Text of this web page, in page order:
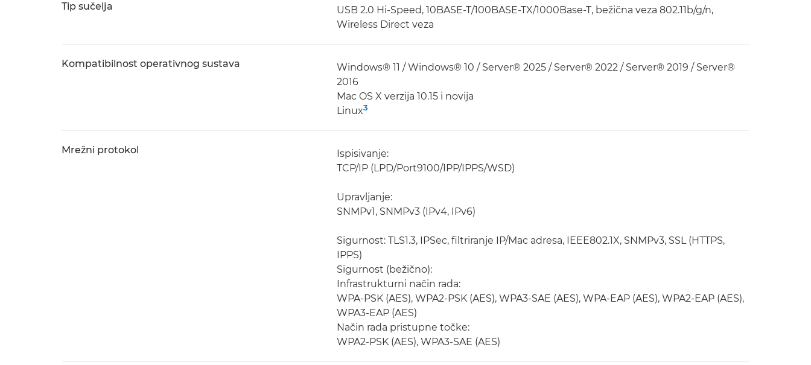
Tip sučelja
USB 2.0 Hi-Speed, 10BASE-T/100BASE-TX/1000Base-T, bežična veza 802.11b/g/n,
Wireless Direct veza
Kompatibilnost operativnog sustava
Windows® 11 / Windows® 10 / Server® 2025 / Server® 2022 / Server® 2019 / Server®
2016
Mac OS X verzija 10.15 i novija
Linux3
Mrežni protokol
Ispisivanje:
TCP/IP (LPD/Port9100/IPP/IPPS/WSD)
Upravljanje:
SNMPv1, SNMPv3 (IPv4, IPv6)
Sigurnost: TLS1.3, IPSec, filtriranje IP/Mac adresa, IEEE802.1X, SNMPv3, SSL (HTTPS,
IPPS)
Sigurnost (bežično):
Infrastrukturni način rada:
WPA-PSK (AES), WPA2-PSK (AES), WPA3-SAE (AES), WPA-EAP (AES), WPA2-EAP (AES),
WPA3-EAP (AES)
Način rada pristupne točke:
WPA2-PSK (AES), WPA3-SAE (AES)